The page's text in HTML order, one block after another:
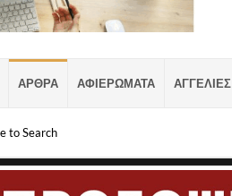
ΑΡΘΡΑ ΑΦΙΕΡΩΜΑΤΑ ΑΓΓΕΛΙΕΣ